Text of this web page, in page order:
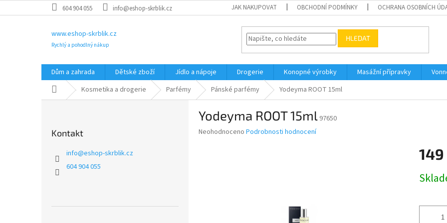
na
604 904 055 info@eshop-skrblik.cz JAK NAKUPOVAT OBCHODNÍ PODMÍNKY OCHRANA OSOBNÍCH
www.eshop-skrblik.cz
Rychlý a pohodlný nákup
HLEDAT
Dům a zahrada Dětské zboží Jídlo a nápoje Drogerie Konopné výrobky Masážní přípravky
Domů Kosmetika a drogerie Parfémy Pánské parfémy Yodeyma ROOT 15ml
Kontakt
info@eshop-skrblik.cz
604 904 055
Yodeyma ROOT 15ml 97650
Průměrné
Neohodnoceno Podrobnosti hodnocení
149
cena: